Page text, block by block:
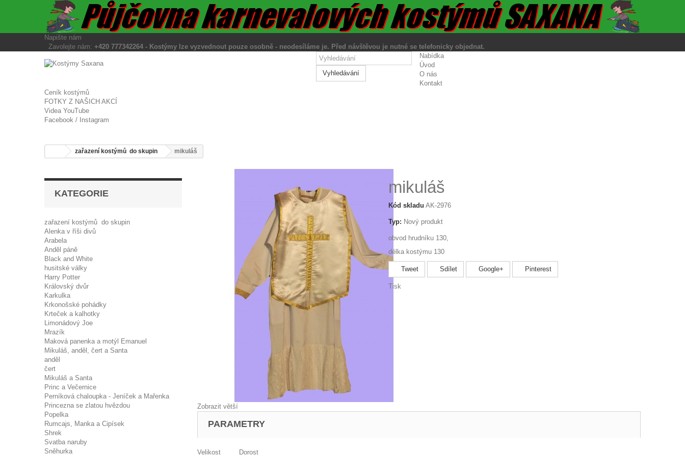
Napište nám
Zavolejte nám:+420 777342264 - Kostýmy lze vyzvednout pouze osobně - neodesíláme je. Před návštěvou je nutné se telefonicky objednat.
Vyhledávání
Nabídka
Úvod
O nás
Kontakt
Ceník kostýmů
FOTKY Z NAŠICH AKCÍ
Videa YouTube
Facebook / Instagram
zařazení kostýmů do skupin mikuláš
KATEGORIE
zařazení kostýmů do skupin
Alenka v říši divů
Arabela
Anděl páně
Black and White
husitské války
Harry Potter
Královský dvůr
Karkulka
Krkonošské pohádky
Krteček a kalhotky
Limonádový Joe
Mrazík
Maková panenka a motýl Emanuel
Mikuláš, anděl, čert a Santa
anděl
čert
Mikuláš a Santa
Princ a Večernice
Perníková chaloupka - Jeníček a Mařenka
Princezna se zlatou hvězdou
Popelka
Rumcajs, Manka a Cipísek
Shrek
Svatba naruby
Sněhurka
Zobrazit větší
mikuláš
Kód skladuAK-2976
Typ: Nový produkt
obvod hrudníku 130,
délka kostýmu 130
Tweet
Sdílet Google+
Pinterest
Tisk
PARAMETRY
Velikost Dorost